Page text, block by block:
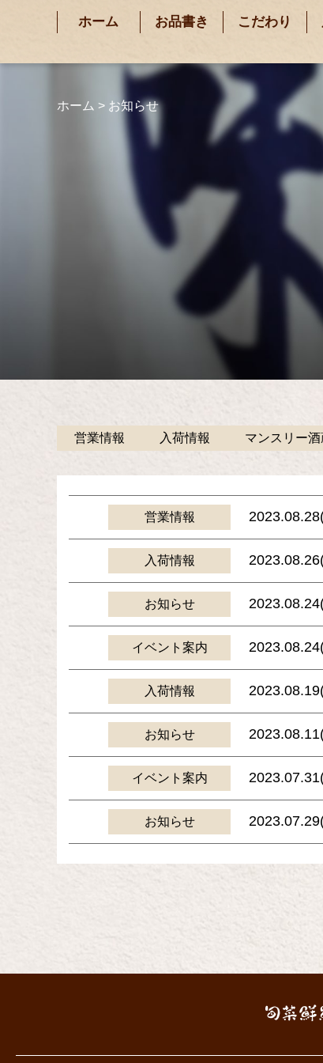
ホーム お品書き こだわり
ホーム > お知らせ
営業情報 入荷情報 マンスリー酒
営業情報
入荷情報
お知らせ
イベント案内
入荷情報
お知らせ
イベント案内
お知らせ